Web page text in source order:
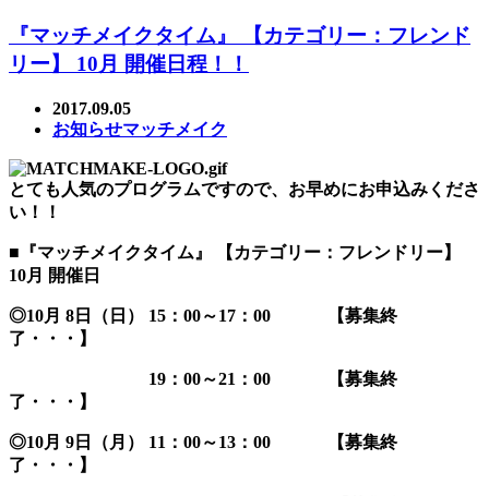
『マッチメイクタイム』 【カテゴリー：フレンド
リー】 10月 開催日程！！
2017.09.05
お知らせマッチメイク
とても人気のプログラムですので、お早めにお申込みくださ
い！！
■『マッチメイクタイム』
【カテゴリー：フレンドリー】
10月 開催日
◎10月 8日（日） 15：00～17：00 【募集終
了・・・】
19：00～21：00 【募集終
了・・・】
◎10月 9日（月） 11：00～13：00 【募集終
了・・・】